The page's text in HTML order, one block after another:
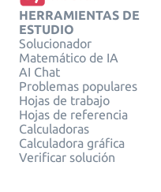
HERRAMIENTAS DE
ESTUDIO
Solucionador
Matemático de IA
AI Chat
Problemas populares
Hojas de trabajo
Hojas de referencia
Calculadoras
Calculadora gráfica
Verificar solución